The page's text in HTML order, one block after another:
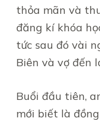
thỏa mãn và
đăng kí khóa
tức sau đó vài
Biên và vợ đến
Buổi đầu tiên,
mới biết là